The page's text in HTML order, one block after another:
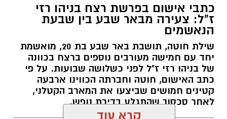
כתבי אישום בפרשת רצח בניהו רזי
ז"ל: צעירה מבאר שבע בין שבעת
הנאשמים
שילת חוטה, תושבת באר שבע בת 20, מואשמת
יחד עם חמישה מעורבים נוספים ברצח בכוונה
של בניהו רזי ז"ל לפני כשלושה שבועות. על פי
כתב האישום, חוטה וחברתה הכווינו ארבעה
קטינים חמושים שביצעו את המארב הקטלני,
לאחר סכסוך שהתגלע בדירת נופש.
קרא עוד